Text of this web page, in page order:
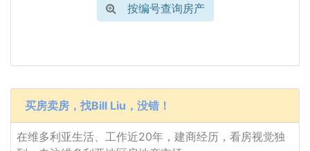
按编号查询房产
买房卖房，找Bill Liu，没错！
在维多利亚生活、工作近20年，建商经历，看房视觉独